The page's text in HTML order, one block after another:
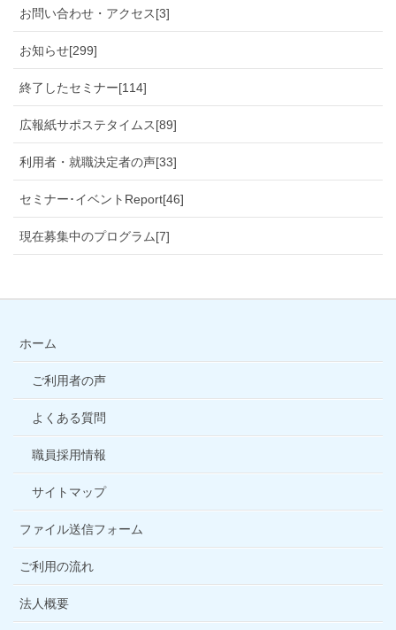
お問い合わせ・アクセス[3]
お知らせ[299]
終了したセミナー[114]
広報紙サポステタイムス[89]
利用者・就職決定者の声[33]
セミナー･イベントReport[46]
現在募集中のプログラム[7]
ホーム
ご利用者の声
よくある質問
職員採用情報
サイトマップ
ファイル送信フォーム
ご利用の流れ
法人概要